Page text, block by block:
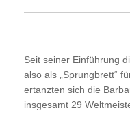
Seit seiner Einführung
also als „Sprungbrett“
ertanzten sich die
insgesamt 29